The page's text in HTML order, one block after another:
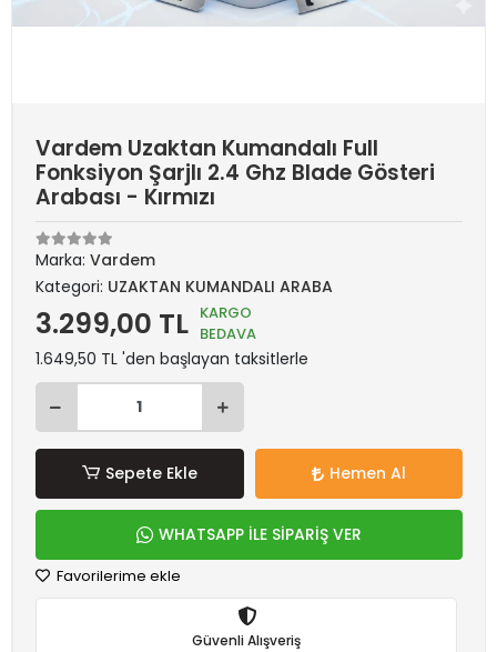
Vardem Uzaktan Kumandalı Full
Fonksiyon Şarjlı 2.4 Ghz Blade Gösteri
Arabası - Kırmızı
Marka: Vardem
Kategori: UZAKTAN KUMANDALI ARABA
3.299,00 TL KARGO
BEDAVA
1.649,50 TL 'den başlayan taksitlerle
Sepete Ekle Hemen Al
WHATSAPP İLE SİPARİŞ VER
Favorilerime ekle
Güvenli Alışveriş